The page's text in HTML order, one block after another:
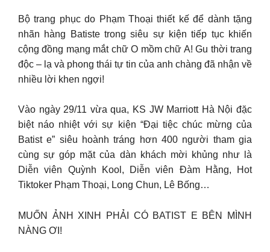
Bộ trang phục do Phạm Thoại thiết kế để dành tặng
nhãn hàng Batiste trong siêu sự kiện tiếp tục khiến
cộng đồng mạng mắt chữ O mồm chữ A! Gu thời trang
độc – lạ và phong thái tự tin của anh chàng đã nhận về
nhiều lời khen ngợi!
Vào ngày 29/11 vừa qua, KS JW Marriott Hà Nội đặc
biệt náo nhiệt với sự kiện “Đại tiệc chúc mừng của
Batist e” siêu hoành tráng hơn 400 người tham gia
cùng sự góp mặt của dàn khách mời khủng như là
Diễn viên Quỳnh Kool, Diễn viên Đàm Hằng, Hot
Tiktoker Phạm Thoại, Long Chun, Lê Bống…
MUỐN ẢNH XINH PHẢI CÓ BATIST E BÊN MÌNH
NÀNG ƠI!